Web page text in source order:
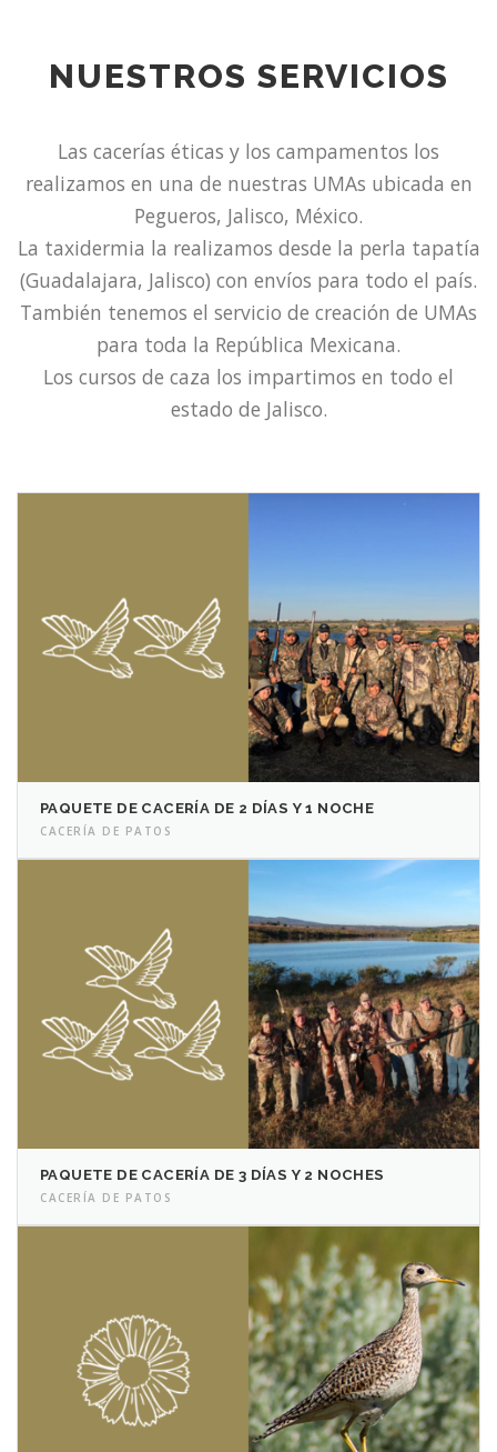
NUESTROS SERVICIOS
Las cacerías éticas y los campamentos los
realizamos en una de nuestras UMAs ubicada en
Pegueros, Jalisco, México.
La taxidermia la realizamos desde la perla tapatía
(Guadalajara, Jalisco) con envíos para todo el país.
También tenemos el servicio de creación de UMAs
para toda la República Mexicana.
Los cursos de caza los impartimos en todo el
estado de Jalisco.
PAQUETE DE CACERÍA DE 2 DÍAS Y 1 NOCHE
CACERÍA DE PATOS
PAQUETE DE CACERÍA DE 3 DÍAS Y 2 NOCHES
CACERÍA DE PATOS